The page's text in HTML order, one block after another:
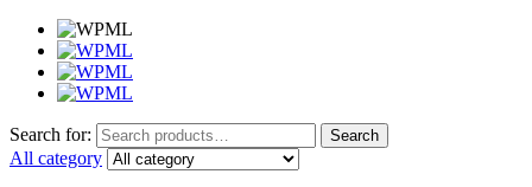
Search for: Search
All category